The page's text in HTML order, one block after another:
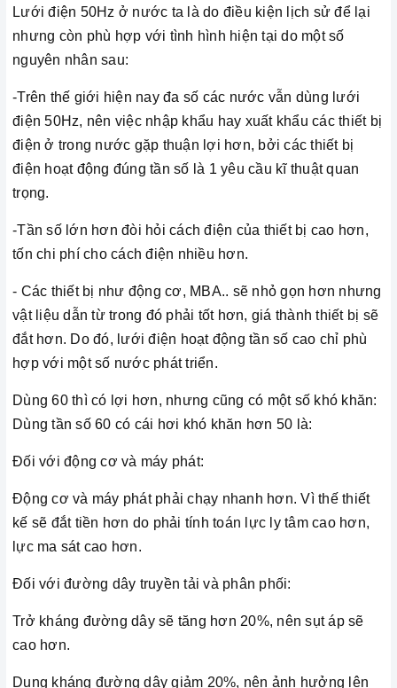
Lưới điện 50Hz ở nước ta là do điều kiện lịch sử để lại
nhưng còn phù hợp với tình hình hiện tại do một số
nguyên nhân sau:
-Trên thế giới hiện nay đa số các nước vẫn dùng lưới
điện 50Hz, nên việc nhập khẩu hay xuất khẩu các thiết bị
điện ở trong nước gặp thuận lợi hơn, bởi các thiết bị
điện hoạt động đúng tần số là 1 yêu cầu kĩ thuật quan
trọng.
-Tần số lớn hơn đòi hỏi cách điện của thiết bị cao hơn,
tốn chi phí cho cách điện nhiều hơn.
- Các thiết bị như động cơ, MBA.. sẽ nhỏ gọn hơn nhưng
vật liệu dẫn từ trong đó phải tốt hơn, giá thành thiết bị sẽ
đắt hơn. Do đó, lưới điện hoạt động tần số cao chỉ phù
hợp với một số nước phát triển.
Dùng 60 thì có lợi hơn, nhưng cũng có một số khó khăn:
Dùng tần số 60 có cái hơi khó khăn hơn 50 là:
Đối với động cơ và máy phát:
Động cơ và máy phát phải chạy nhanh hơn. Vì thế thiết
kế sẽ đắt tiền hơn do phải tính toán lực ly tâm cao hơn,
lực ma sát cao hơn.
Đối với đường dây truyền tải và phân phối:
Trở kháng đường dây sẽ tăng hơn 20%, nên sụt áp sẽ
cao hơn.
Dung kháng đường dây giảm 20%, nên ảnh hưởng lên